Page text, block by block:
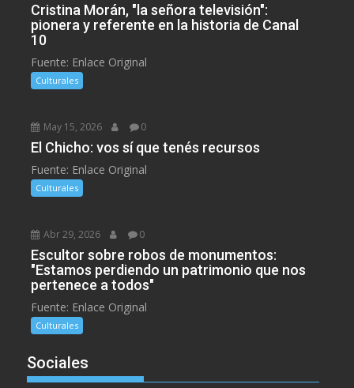
Cristina Morán, "la señora televisión":
pionera y referente en la historia de Canal
10
Fuente: Enlace Original
Culturales
May 15, 2026 0
El Chicho: vos sí que tenés recursos
Fuente: Enlace Original
Culturales
Abr 29, 2026 0
Escultor sobre robos de monumentos:
"Estamos perdiendo un patrimonio que nos
pertenece a todos"
Fuente: Enlace Original
Culturales
Sociales